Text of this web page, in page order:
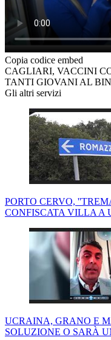
Copia codice embed
CAGLIARI, VACCINI
TANTI GIOVANI AL
Gli altri servizi
PORTO CERVO,
CONFISCATA VILLA A
UCRAINA, GRANO E
SOLUZIONE O SARÀ